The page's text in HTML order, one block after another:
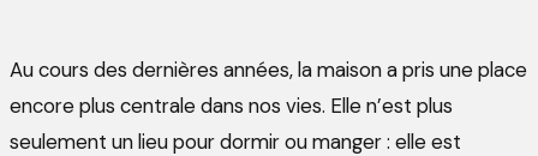
Au cours des dernières années, la maison a pris une place
encore plus centrale dans nos vies. Elle n’est plus
seulement un lieu pour dormir ou manger : elle est